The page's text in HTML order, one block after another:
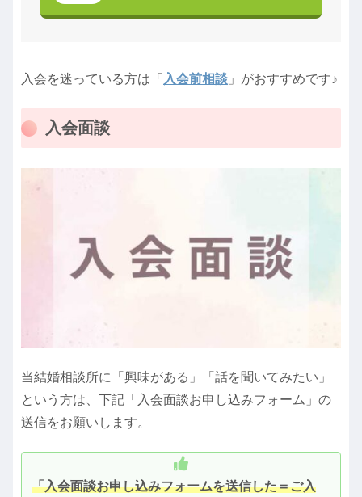
入会を迷っている方は「 入会前相談 」がおすすめです♪
入会面談
当結婚相談所に「興味がある」「話を聞いてみたい」
という方は、下記「入会面談お申し込みフォーム」の
送信をお願いします。
「入会面談お申し込みフォームを送信した＝ご入